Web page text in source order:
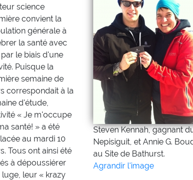
Steven Kennah, gagnant
Nepisiguit, et Annie G.
au Site de Bathurst.
Agrandir l'image
science
convient la
générale à
la santé avec
le biais d'une
Puisque la
semaine de
correspondait à la
d'étude,
« Je m'occupe
santé! » a été
au mardi 10
Tous ont ainsi été
à dépoussiérer
luge, leur « krazy